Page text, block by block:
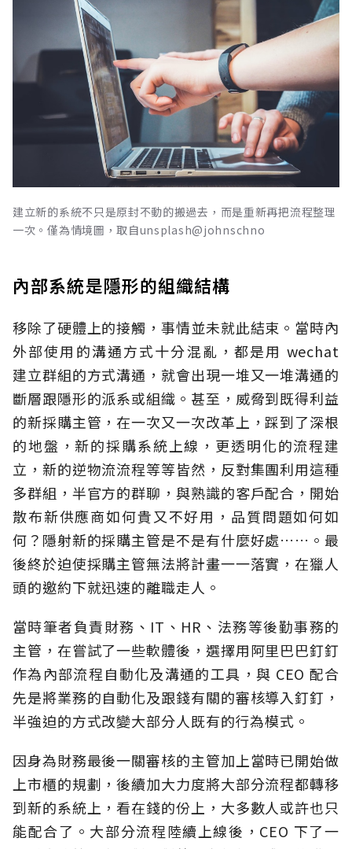
建立新的系統不只是原封不動的搬過去，而是重新再把流程整理
一次。僅為情境圖，取自unsplash@johnschno
內部系統是隱形的組織結構
移除了硬體上的接觸，事情並未就此結束。當時內
外部使用的溝通方式十分混亂，都是用 wechat
建立群組的方式溝通，就會出現一堆又一堆溝通的
斷層跟隱形的派系或組織。甚至，威脅到既得利益
的新採購主管，在一次又一次改革上，踩到了深根
的地盤，新的採購系統上線，更透明化的流程建
立，新的逆物流流程等等皆然，反對集團利用這種
多群組，半官方的群聊，與熟識的客戶配合，開始
散布新供應商如何貴又不好用，品質問題如何如
何？隱射新的採購主管是不是有什麼好處……。最
後終於迫使採購主管無法將計畫一一落實，在獵人
頭的邀約下就迅速的離職走人。
當時筆者負責財務、IT、HR、法務等後勤事務的
主管，在嘗試了一些軟體後，選擇用阿里巴巴釘釘
作為內部流程自動化及溝通的工具，與 CEO 配合
先是將業務的自動化及跟錢有關的審核導入釘釘，
半強迫的方式改變大部分人既有的行為模式。
因身為財務最後一關審核的主管加上當時已開始做
上市櫃的規劃，後續加大力度將大部分流程都轉移
到新的系統上，看在錢的份上，大多數人或許也只
能配合了。大部分流程陸續上線後，CEO 下了一